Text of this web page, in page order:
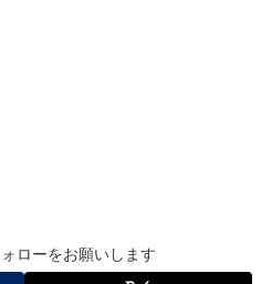
ローをお願いします